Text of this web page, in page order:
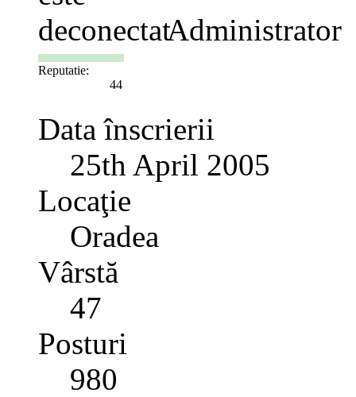
Administrator
Reputatie:
44
Data înscrierii
25th April 2005
Locaţie
Oradea
Vârstă
47
Posturi
980